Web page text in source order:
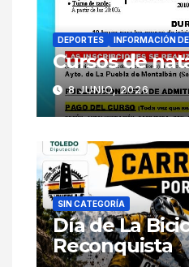
DEPORTES INFORMACIÓN
Cursos de
8 JUNIO, 2026
SIN CATEGORÍA
Día de La
Reconquista